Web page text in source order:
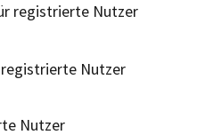
registrierte Nutzer
registrierte Nutzer
Nutzer